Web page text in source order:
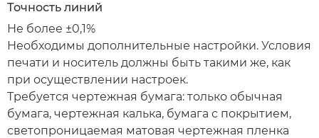
Точность линий
Не более ±0,1%
Необходимы дополнительные настройки. Условия
печати и носитель должны быть такими же, как
при осуществлении настроек.
Требуется чертежная бумага: только обычная
бумага, чертежная калька, бумага с покрытием,
светопроницаемая матовая чертежная пленка